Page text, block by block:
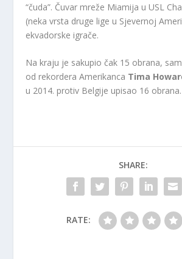
“čuda”. Čuvar mreže Miamija u USL
(neka vrsta druge lige u Sjevernoj
ekvadorske igrače.
Na kraju je sakupio čak 15 obrana,
od rekordera Amerikanca Tima
u 2014. protiv Belgije upisao 16 obrana.
SHARE:
RATE: